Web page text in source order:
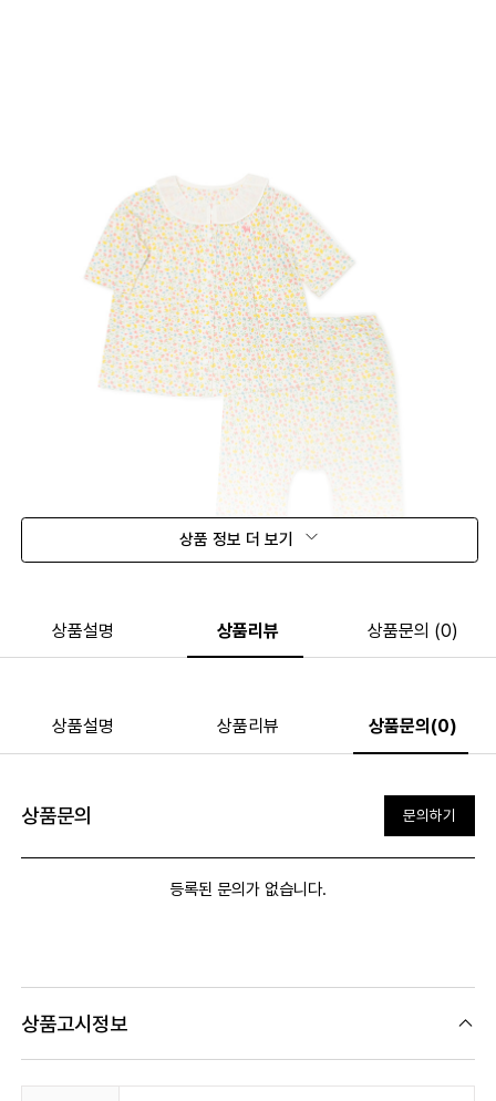
상품 정보 더 보기
상품설명 상품리뷰 상품문의 (0)
상품설명 상품리뷰 상품문의(0)
상품문의 문의하기
등록된 문의가 없습니다.
상품고시정보